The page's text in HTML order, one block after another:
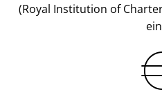
(Royal Institution of